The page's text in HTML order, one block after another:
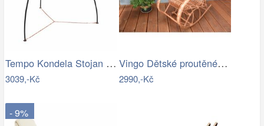
Tempo Kondela Stojan pro závěsné křeslo…
3039,-Kč
Vingo Dětské proutěné houpací křeslo
2990,-Kč
- 9%